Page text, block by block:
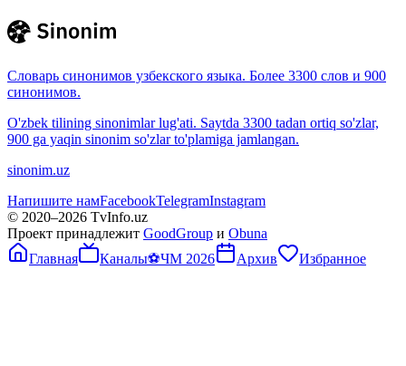
Словарь синонимов узбекского языка. Более 3300 слов и 900
синонимов.
O'zbek tilining sinonimlar lug'ati. Saytda 3300 tadan ortiq so'zlar,
900 ga yaqin sinonim so'zlar to'plamiga jamlangan.
sinonim.uz
Напишите намFacebookTelegramInstagram
© 2020–2026 TvInfo.uz
Проект принадлежит GoodGroup и Obuna
Главная
Каналы⚽ЧМ 2026 Архив Избранное